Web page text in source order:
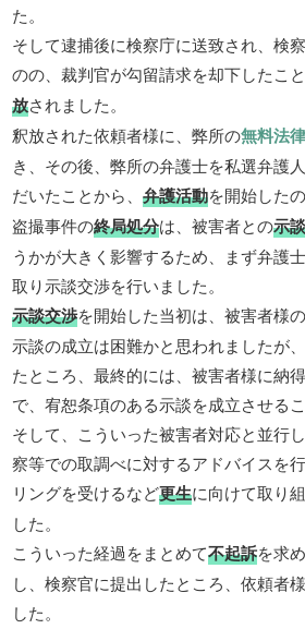
た。
そして逮捕後に検察庁に送致され、検
のの、裁判官が勾留請求を却下したこ
放されました。
釈放された依頼者様に、弊所の無料法
き、その後、弊所の弁護士を私選弁護
だいたことから、弁護活動を開始したの
盗撮事件の終局処分は、被害者との示談
うかが大きく影響するため、まず弁護
取り示談交渉を行いました。
示談交渉を開始した当初は、被害者様
示談の成立は困難かと思われましたが
たところ、最終的には、被害者様に納
で、宥恕条項のある示談を成立させる
そして、こういった被害者対応と並行
察等での取調べに対するアドバイスを
リングを受けるなど更生に向けて取り
した。
こういった経過をまとめて不起訴を求
し、検察官に提出したところ、依頼者
した。